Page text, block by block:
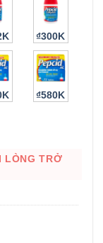
₫300K
₫580K
LÒNG TRỞ